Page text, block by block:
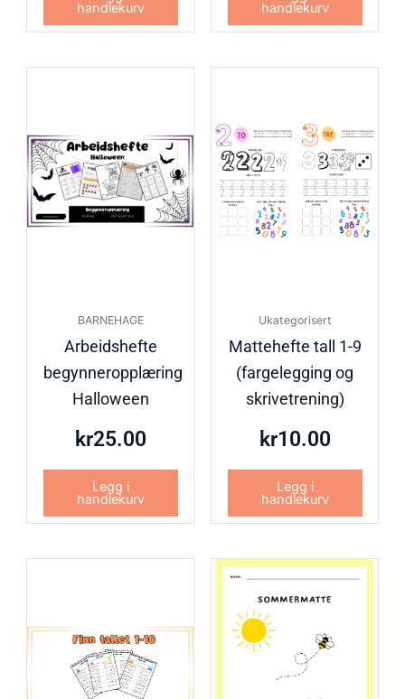
handlekurv handlekurv
BARNEHAGE
Arbeidshefte
begynneropplæring
Halloween
kr25.00
Legg i
handlekurv
Ukategorisert
Mattehefte tall 1-9
(fargelegging og
skrivetrening)
kr10.00
Legg i
handlekurv